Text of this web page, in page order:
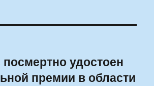
посмертно удостоен
премии в области